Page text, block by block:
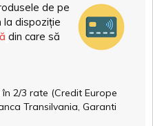
de pe
la dispoziție
din care să
2/3 rate (Credit Europe
Transilvania, Garanti